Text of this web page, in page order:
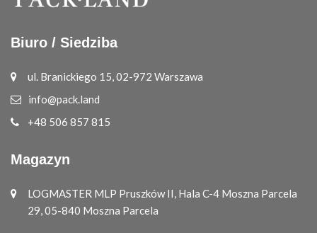
Biuro / Siedziba
ul. Branickiego 15, 02-972 Warszawa
info@pack.land
+48 506 857 815
Magazyn
LOGMASTER MLP Pruszków II, Hala C-4 Moszna Parcela
29, 05-840 Moszna Parcela